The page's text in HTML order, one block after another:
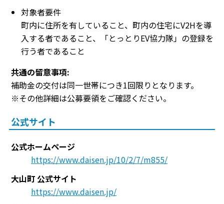
対象者要件
町内に住所を有していること、町内の住宅にV2Hを導
入する者であること、「とっとりEV協力隊」の登録を
行う者であること
共通の留意事項:
補助金の交付は同一世帯につき1回限りとなります。
※その他詳細は公募要領をご確認ください。
公式サイト
公式ホームページ
https://www.daisen.jp/10/2/7/m855/
大山町 公式サイト
https://www.daisen.jp/